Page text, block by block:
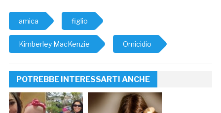
amica figlio
Kimberley MacKenzie Omicidio
POTREBBE INTERESSARTI ANCHE